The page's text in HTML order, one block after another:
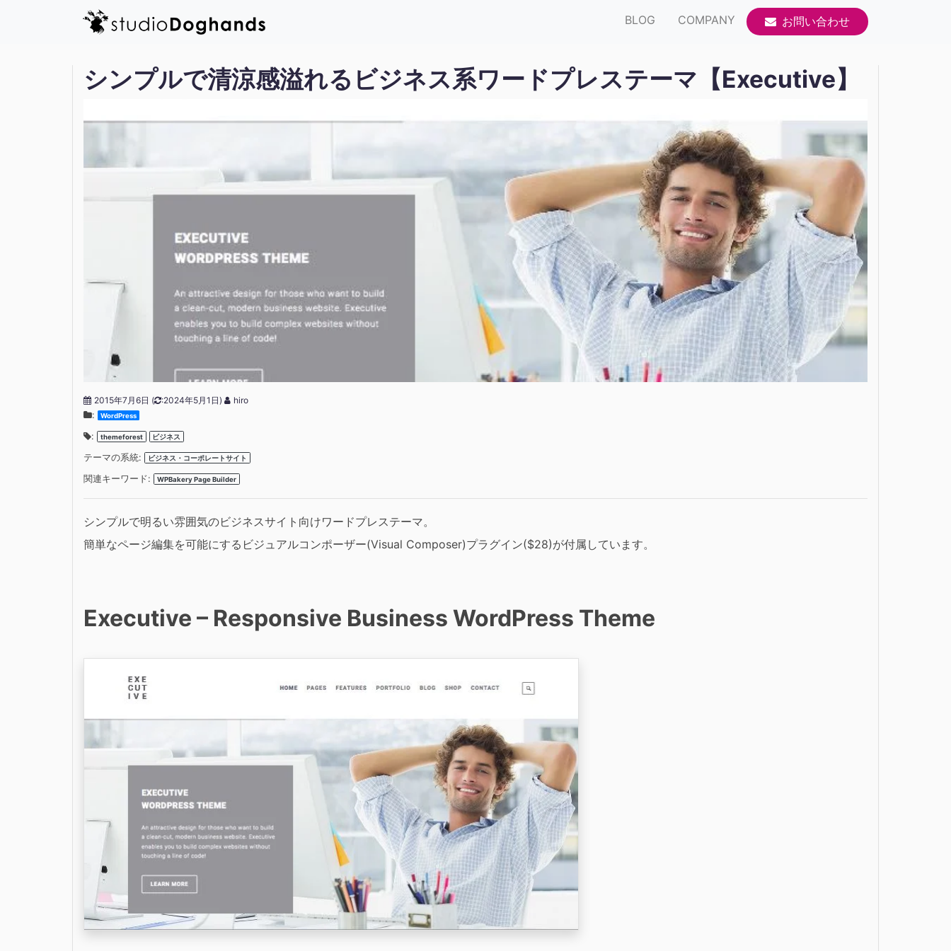
BLOG COMPANY お問い合わせ
シンプルで清涼感溢れるビジネス系ワードプレステーマ【Executive】
2015年7月6日 ( :2024年5月1日)
hiro
:
WordPress
: themeforest ビジネス
テーマの系統: ビジネス・コーポレートサイト
関連キーワード: WPBakery Page Builder
シンプルで明るい雰囲気のビジネスサイト向けワードプレステーマ。
簡単なページ編集を可能にするビジュアルコンポーザー(Visual Composer)プラグイン($28)が付属しています。
Executive – Responsive Business WordPress Theme